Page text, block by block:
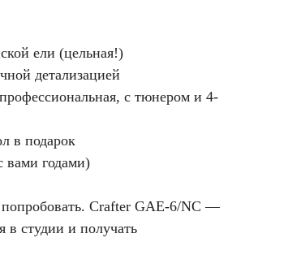
ели (цельная!)
детализацией
с тюнером и 4-
в подарок
вами годами)
Crafter GAE-6/NC —
в студии и получать